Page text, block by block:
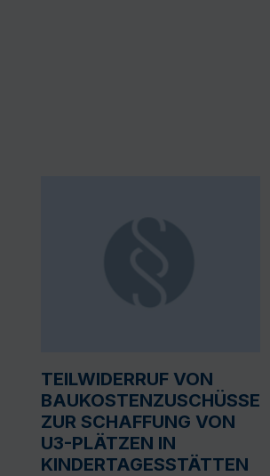
TEILWIDERRUF VON
BAUKOSTENZUSCHÜSSEN
ZUR SCHAFFUNG VON
U3-PLÄTZEN IN
KINDERTAGESSTÄTTEN